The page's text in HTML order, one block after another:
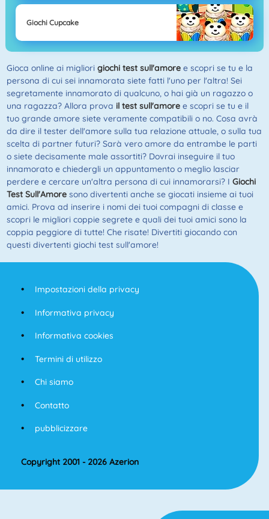
Giochi Cupcake
Gioca online ai migliori giochi test sull'amoree scopri se tu e la
persona di cui sei innamorata siete fatti l'uno per l'altra! Sei
segretamente innamorato di qualcuno, o hai già un ragazzo o
una ragazza? Allora prova il test sull'amoree scopri se tu e il
tuo grande amore siete veramente compatibili o no. Cosa avrà
da dire il tester dell'amore sulla tua relazione attuale, o sulla tua
scelta di partner futuri? Sarà vero amore da entrambe le parti
o siete decisamente male assortiti? Dovrai inseguire il tuo
innamorato e chiedergli un appuntamento o meglio lasciar
perdere e cercare un'altra persona di cui innamorarsi? I Giochi
Test Sull'Amoresono divertenti anche se giocati insieme ai tuoi
amici. Prova ad inserire i nomi dei tuoi compagni di classe e
scopri le migliori coppie segrete e quali dei tuoi amici sono la
coppia peggiore di tutte! Che risate! Divertiti giocando con
questi divertenti giochi test sull'amore!
Impostazioni della privacy
Informativa privacy
Informativa cookies
Termini di utilizzo
Chi siamo
Contatto
pubblicizzare
Copyright 2001 - 2026 Azerion